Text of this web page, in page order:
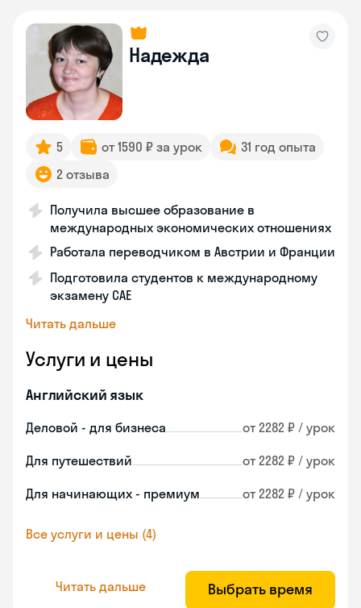
Надежда
5 от 1590 ₽ за урок
31 год опыта
2 отзыва
Получила высшее образование в
международных экономических отношениях
Работала переводчиком в Австрии и Франции
Подготовила студентов к международному
экзамену CAE
Читать дальше
Услуги и цены
Английский язык
Деловой - для бизнеса от 2282 ₽ / урок
Для путешествий от 2282 ₽ / урок
Для начинающих - премиум от 2282 ₽ / урок
Все услуги и цены (4)
Читать дальше Выбрать время